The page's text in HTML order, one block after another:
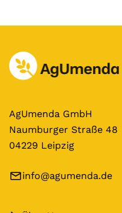
AgUmenda GmbH
Naumburger Straße 48
04229 Leipzig
info@agumenda.de